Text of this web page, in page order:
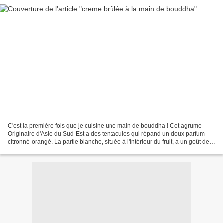
C'est la première fois que je cuisine une main de bouddha ! Cet agrume
Originaire d'Asie du Sud-Est a des tentacules qui répand un doux parfum
citronné-orangé. La partie blanche, située à l'intérieur du fruit, a un goût de